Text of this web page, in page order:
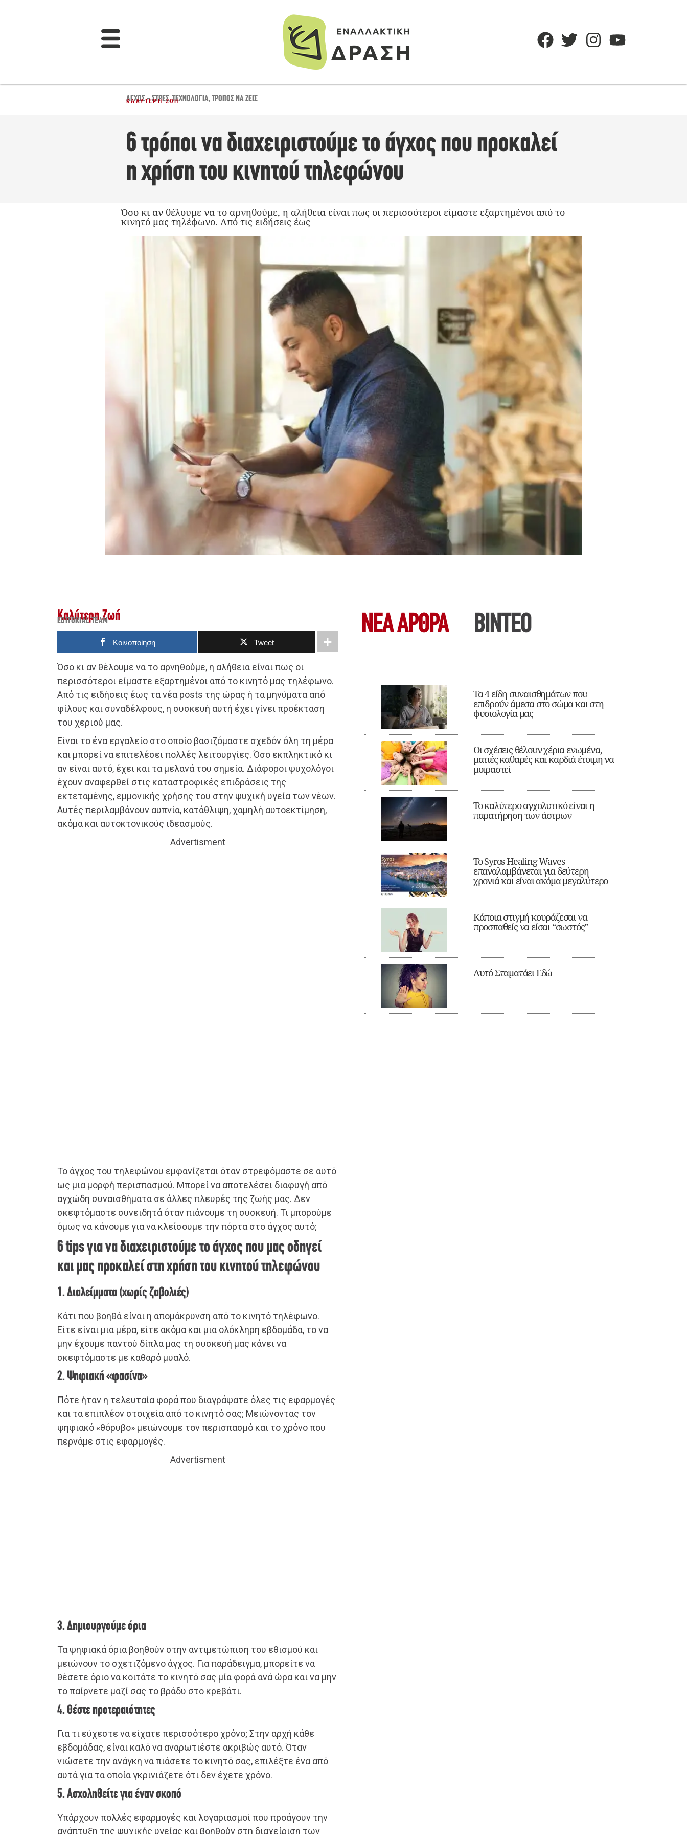
ΆΓΧΟΣ - ΣΤΡΕΣ,ΤΕΧΝΟΛΟΓΊΑ,ΤΡΌΠΟΣ ΝΑ ΖΕΙΣ
ΚΑΛΎΤΕΡΗ ΖΩΉ
6 τρόποι να διαχειριστούμε το άγχος που προκαλεί
η χρήση του κινητού τηλεφώνου
Όσο κι αν θέλουμε να το αρνηθούμε, η αλήθεια είναι πως οι περισσότεροι είμαστε εξαρτημένοι από το
κινητό μας τηλέφωνο. Από τις ειδήσεις έως
Καλύτερη Ζωή
EDITORIAL TEAM
Κοινοποίηση Tweet
Όσο κι αν θέλουμε να το αρνηθούμε, η αλήθεια είναι πως οι
περισσότεροι είμαστε εξαρτημένοι από το κινητό μας τηλέφωνο.
Από τις ειδήσεις έως τα νέα posts της ώρας ή τα μηνύματα από
φίλους και συναδέλφους, η συσκευή αυτή έχει γίνει προέκταση
του χεριού μας.
Είναι το ένα εργαλείο στο οποίο βασιζόμαστε σχεδόν όλη τη μέρα
και μπορεί να επιτελέσει πολλές λειτουργίες. Όσο εκπληκτικό κι
αν είναι αυτό, έχει και τα μελανά του σημεία. Διάφοροι ψυχολόγοι
έχουν αναφερθεί στις καταστροφικές επιδράσεις της
εκτεταμένης, εμμονικής χρήσης του στην ψυχική υγεία των νέων.
Αυτές περιλαμβάνουν αυπνία, κατάθλιψη, χαμηλή αυτοεκτίμηση,
ακόμα και αυτοκτονικούς ιδεασμούς.
Advertisment
Το άγχος του τηλεφώνου εμφανίζεται όταν στρεφόμαστε σε αυτό
ως μια μορφή περισπασμού. Μπορεί να αποτελέσει διαφυγή από
αγχώδη συναισθήματα σε άλλες πλευρές της ζωής μας. Δεν
σκεφτόμαστε συνειδητά όταν πιάνουμε τη συσκευή. Τι μπορούμε
όμως να κάνουμε για να κλείσουμε την πόρτα στο άγχος αυτό;
6 tips για να διαχειριστούμε το άγχος που μας οδηγεί
και μας προκαλεί στη χρήση του κινητού τηλεφώνου
1. Διαλείμματα (χωρίς ζαβολιές)
Κάτι που βοηθά είναι η απομάκρυνση από το κινητό τηλέφωνο.
Είτε είναι μια μέρα, είτε ακόμα και μια ολόκληρη εβδομάδα, το να
μην έχουμε παντού δίπλα μας τη συσκευή μας κάνει να
σκεφτόμαστε με καθαρό μυαλό.
2. Ψηφιακή «φασίνα»
Πότε ήταν η τελευταία φορά που διαγράψατε όλες τις εφαρμογές
και τα επιπλέον στοιχεία από το κινητό σας; Μειώνοντας τον
ψηφιακό «θόρυβο» μειώνουμε τον περισπασμό και το χρόνο που
περνάμε στις εφαρμογές.
Advertisment
3. Δημιουργούμε όρια
Τα ψηφιακά όρια βοηθούν στην αντιμετώπιση του εθισμού και
μειώνουν το σχετιζόμενο άγχος. Για παράδειγμα, μπορείτε να
θέσετε όριο να κοιτάτε το κινητό σας μία φορά ανά ώρα και να μην
το παίρνετε μαζί σας το βράδυ στο κρεβάτι.
4. Θέστε προτεραιότητες
Για τι εύχεστε να είχατε περισσότερο χρόνο; Στην αρχή κάθε
εβδομάδας, είναι καλό να αναρωτιέστε ακριβώς αυτό. Όταν
νιώσετε την ανάγκη να πιάσετε το κινητό σας, επιλέξτε ένα από
αυτά για τα οποία γκρινιάζετε ότι δεν έχετε χρόνο.
5. Ασχοληθείτε για έναν σκοπό
Υπάρχουν πολλές εφαρμογές και λογαριασμοί που προάγουν την
ανάπτυξη της ψυχικής υγείας και βοηθούν στη διαχείριση των
ΝΕΑ ΆΡΘΡΑ ΒΙΝΤΕΟ
Τα 4 είδη συναισθημάτων που
επιδρούν άμεσα στο σώμα και στη
φυσιολογία μας
Οι σχέσεις θέλουν χέρια ενωμένα,
ματιές καθαρές και καρδιά έτοιμη να
μοιραστεί
Το καλύτερο αγχολυτικό είναι η
παρατήρηση των άστρων
Το Syros Healing Waves
επαναλαμβάνεται για δεύτερη
χρονιά και είναι ακόμα μεγαλύτερο
Κάποια στιγμή κουράζεσαι να
προσπαθείς να είσαι “σωστός”
Αυτό Σταματάει Εδώ